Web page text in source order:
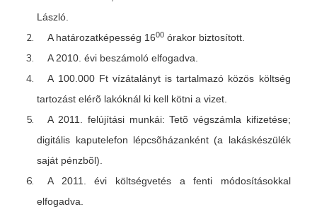
László.
A határozatképesség 1600 órakor biztosított.
A 2010. évi beszámoló elfogadva.
A 100.000 Ft vízátalányt is tartalmazó közös költség
tartozást elérõ lakóknál ki kell kötni a vizet.
A 2011. felújítási munkái: Tetõ végszámla kifizetése;
digitális kaputelefon lépcsõházanként (a lakáskészülék
saját pénzbõl).
A 2011. évi költségvetés a fenti módosításokkal
elfogadva.